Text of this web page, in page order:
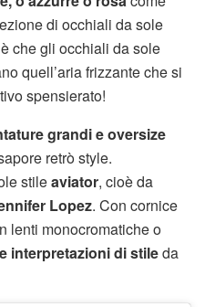
di occhiali da sole
che gli occhiali da sole
quell’aria frizzante che si
spensierato!
grandi e oversize
retrò style.
stileaviator, cioè da
Lopez. Con cornice
lenti monocromatiche o
interpretazioni di stileda